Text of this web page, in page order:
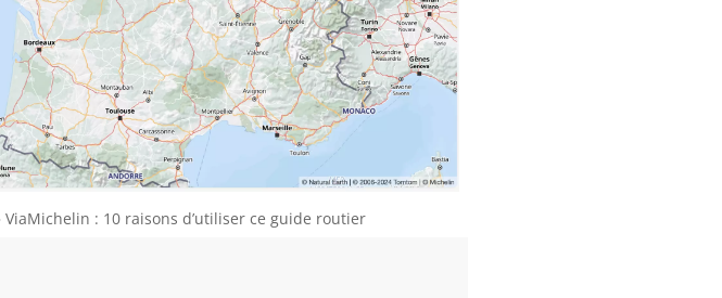
ViaMichelin : 10 raisons d’utiliser ce guide routier